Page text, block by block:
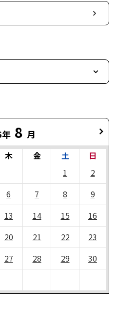
8 月
木 金 土
日
1
2
6 7 8
9
13 14 15
16
20 21 22
23
27 28 29
30